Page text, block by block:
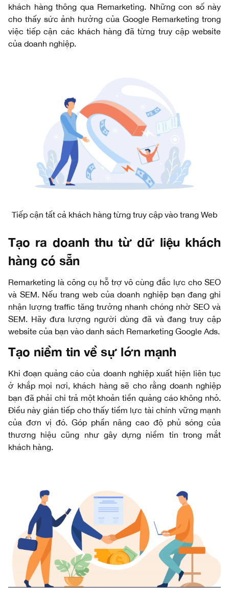
khách hàng thông qua Remarketing. Những con số này
cho thấy sức ảnh hưởng của Google Remarketing trong
việc tiếp cận các khách hàng đã từng truy cập website
của doanh nghiệp.
Tiếp cận tất cả khách hàng từng truy cập vào trang Web
Tạo ra doanh thu từ dữ liệu khách
hàng có sẵn
Remarketing là công cụ hỗ trợ vô cùng đắc lực cho SEO
và SEM. Nếu trang web của doanh nghiệp bạn đang ghi
nhận lượng traffic tăng trưởng nhanh chóng nhờ SEO và
SEM. Hãy đưa lượng người dùng đã và đang truy cập
website của bạn vào danh sách Remarketing Google Ads.
Tạo niềm tin về sự lớn mạnh
Khi đoạn quảng cáo của doanh nghiệp xuất hiện liên tục
ở khắp mọi nơi, khách hàng sẽ cho rằng doanh nghiệp
bạn đã phải chi trả một khoản tiền quảng cáo không nhỏ.
Điều này gián tiếp cho thấy tiềm lực tài chính vững mạnh
của đơn vị đó. Góp phần nâng cao độ phủ sóng của
thương hiệu cũng như gây dựng niềm tin trong mắt
khách hàng.